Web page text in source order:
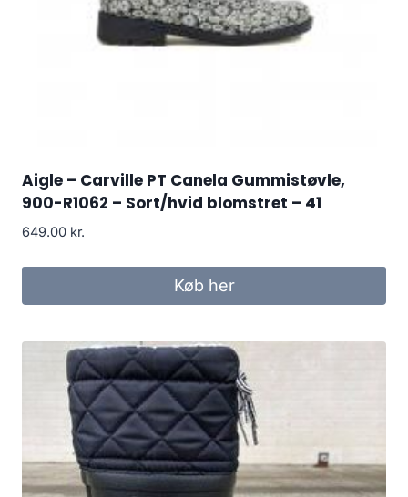
Aigle – Carville PT Canela Gummistøvle,
900-R1062 – Sort/hvid blomstret – 41
649.00 kr.
Køb her